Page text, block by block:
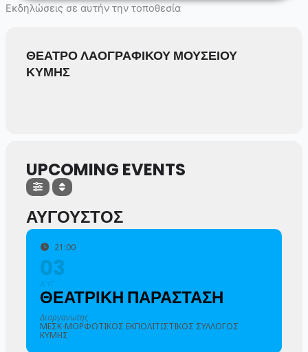
Skip
Εκδηλώσεις σε αυτήν την τοποθεσία
ΘΕΑΤΡΟ ΛΑΟΓΡΑΦΙΚΟΥ ΜΟΥΣΕΙΟΥ
ΚΥΜΗΣ
UPCOMING EVENTS
ΑΥΓΟΥΣΤΟΣ
21:00
03
ΑΎΓ
ΘΕΑΤΡΙΚΗ ΠΑΡΑΣΤΑΣΗ
Διοργανωτης
ΜΕΣΚ-ΜΟΡΦΩΤΙΚΟΣ ΕΚΠΟΛΙΤΙΣΤΙΚΟΣ ΣΥΛΛΟΓΟΣ
ΚΥΜΗΣ